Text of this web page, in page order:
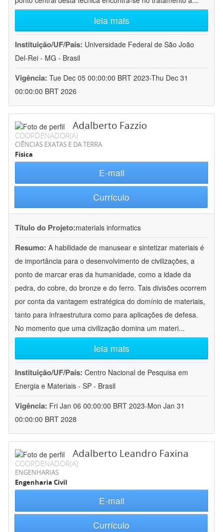
leia mais
Instituição/UF/País: Universidade Federal de São João
Del-Rei - MG - Brasil
Vigência: Tue Dec 05 00:00:00 BRT 2023-Thu Dec 31
00:00:00 BRT 2026
Adalberto Fazzio
COORDENADOR(A)
CIÊNCIAS EXATAS E DA TERRA
Física
E-mail
Currículo
Título do Projeto:materials informatics
Resumo: A habilidade de manusear e sintetizar materiais é
de importância para o desenvolvimento de civilizações, a
ponto de marcar eras da humanidade, como a idade da
pedra, do cobre, do bronze e do ferro. Tais divisões ocorrem
por conta da vantagem estratégica do domínio de materiais,
tanto para infraestrutura como para aplicações de defesa.
No momento que uma civilização domina um materi...
leia mais
Instituição/UF/País: Centro Nacional de Pesquisa em
Energia e Materiais - SP - Brasil
Vigência: Fri Jan 06 00:00:00 BRT 2023-Mon Jan 31
00:00:00 BRT 2028
Adalberto Leandro Faxina
COORDENADOR(A)
ENGENHARIAS
Engenharia Civil
E-mail
Currículo